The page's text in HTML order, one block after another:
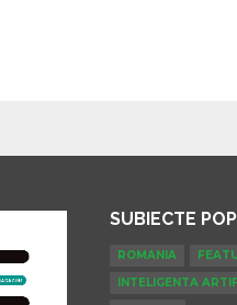
SUBIECTE
ROMANIA
INTELIGENTA